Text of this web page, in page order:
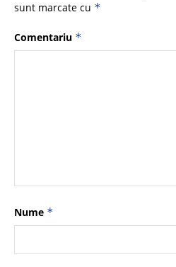
sunt marcate cu *
Comentariu *
Nume *